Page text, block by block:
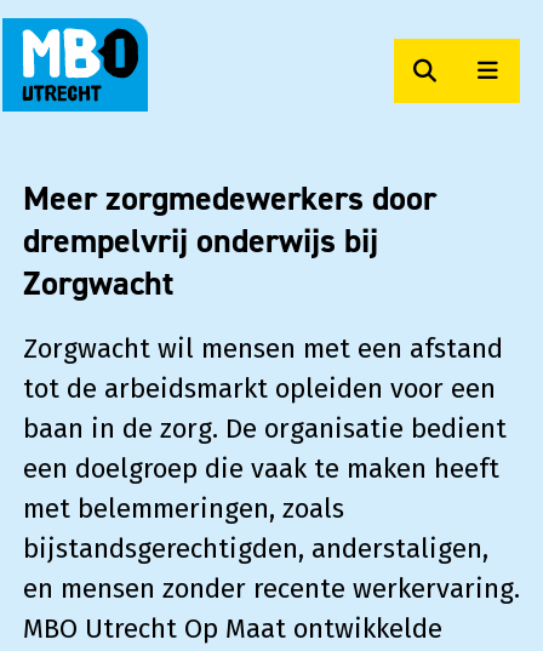
Zoeken
Meer zorgmedewerkers door
drempelvrij onderwijs bij
Zorgwacht
Zorgwacht wil mensen met een afstand
tot de arbeidsmarkt opleiden voor een
baan in de zorg. De organisatie bedient
een doelgroep die vaak te maken heeft
met belemmeringen, zoals
bijstandsgerechtigden, anderstaligen,
en mensen zonder recente werkervaring.
MBO Utrecht Op Maat ontwikkelde